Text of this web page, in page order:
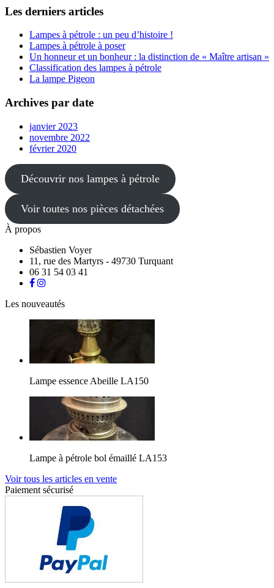
Les derniers articles
Lampes à pétrole : un peu d’histoire !
Lampes à pétrole à poser
Un honneur et un bonheur : la distinction de « Maître artisan »
Classification des lampes à pétrole
La lampe Pigeon
Archives par date
janvier 2023
novembre 2022
février 2020
Découvrir nos lampes à pétrole
Voir toutes nos pièces détachées
À propos
Sébastien Voyer
11, rue des Martyrs - 49730 Turquant
06 31 54 03 41
Les nouveautés
Lampe essence Abeille LA150
Lampe à pétrole bol émaillé LA153
Voir tous les articles en vente
Paiement sécurisé